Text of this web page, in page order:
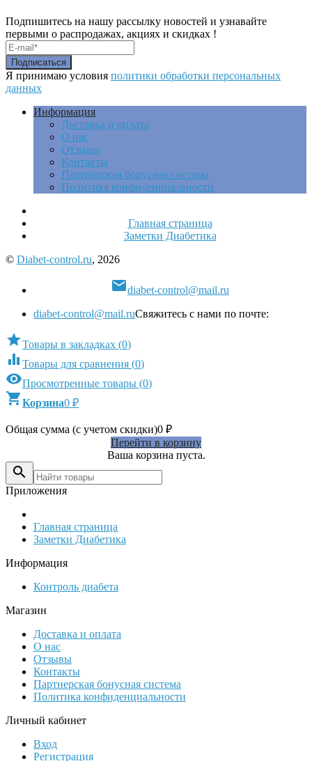
Подпишитесь на нашу рассылку новостей и узнавайте
первыми о распродажах, акциях и скидках !
Я принимаю условия политики обработки персональных
данных
Информация
Доставка и оплата
О нас
Отзывы
Контакты
Партнерская бонусная система
Политика конфиденциальности
Главная страница
Заметки Диабетика
© Diabet-control.ru, 2026
diabet-control@mail.ru
diabet-control@mail.ruСвяжитесь с нами по почте:
Товары в закладках (0)
 Товары для сравнения (0)
Просмотренные товары (0)
Корзина0 ₽
Общая сумма (с учетом скидки)0 ₽
Перейти в корзину
Ваша корзина пуста.

Приложения
Главная страница
Заметки Диабетика
Информация
Контроль диабета
Магазин
Доставка и оплата
О нас
Отзывы
Контакты
Партнерская бонусная система
Политика конфиденциальности
Личный кабинет
Вход
Регистрация